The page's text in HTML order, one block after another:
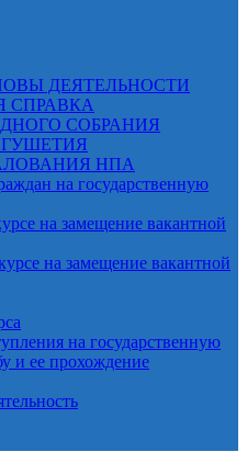
ДЕЯТЕЛЬНОСТИ
СПРАВКА
СОБРАНИЯ
НПА
на государственную
на замещение вакантной
на замещение вакантной
на государственную
и ее прохождение